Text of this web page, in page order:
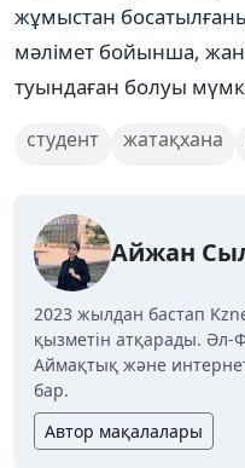
жұмыстан
мәлімет бойынша,
туындаған болуы
студент жатақхана
Айжан
2023 жылдан бастап
қызметін атқарады. Әл-
Аймақтық және
бар.
Автор мақалалары